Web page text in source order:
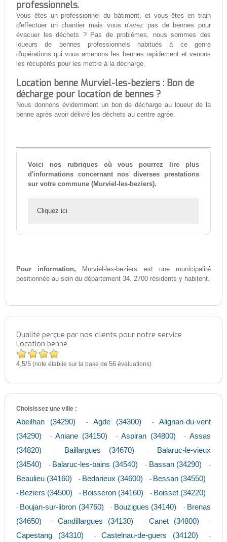
professionnels.
Vous êtes un professionnel du bâtiment, et vous êtes en train
d'effectuer un chantier mais vous n'avez pas de bennes pour
évacuer les déchets ? Pas de problèmes, nous sommes des
loueurs de bennes professionnels habitués à ce genre
d'opérations qui vous amenons les bennes rapidement et venons
les récupérés pour les mettre à la décharge.
Location benne Murviel-les-beziers : Bon de
décharge pour location de bennes ?
Nous donnons évidemment un bon de décharge au loueur de la
benne après avoir délivré les déchets au centre agrée.
Voici nos rubriques où vous pourrez lire plus
d'informations concernant nos diverses prestations
sur votre commune (Murviel-les-beziers).
Cliquez ici
Pour information, Murviel-les-beziers est une municipalité
positionnée au sein du département 34. 2700 résidents y habitent.
Qualité perçue par nos clients pour notre service
Location benne
4,5/5(note établie sur la base de 56évaluations)
Choisissez une ville :
Abeilhan (34290) -Agde (34300) -Alignan-du-vent
(34290)
-Aniane (34150) -Aspiran (34800) -Assas
(34820)
- Baillargues (34670) -
Balaruc-le-vieux
(34540)
- Balaruc-les-bains (34540) - Bassan (34290) -
Beaulieu (34160) - Bedarieux (34600) - Bessan (34550)
- Beziers (34500) - Boisseron (34160) - Boisset (34220)
- Boujan-sur-libron (34760) - Bouzigues (34140) - Brenas
(34650)
- Candillargues (34130) -Canet (34800) -
Capestang (34310) -Castelnau-de-guers (34120) -